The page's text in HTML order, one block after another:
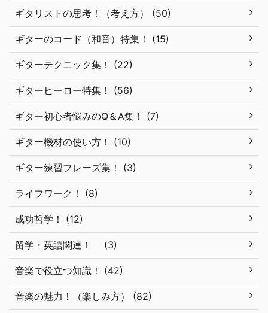
ギタリストの思考！（考え方） (50)
ギターのコード（和音）特集！ (15)
ギターテクニック集！ (22)
ギターヒーロー特集！ (56)
ギター初心者悩みのQ＆A集！ (7)
ギター機材の使い方！ (10)
ギター練習フレーズ集！ (3)
ライフワーク！ (8)
成功哲学！ (12)
留学・英語関連！ (3)
音楽で役立つ知識！ (42)
音楽の魅力！（楽しみ方） (82)